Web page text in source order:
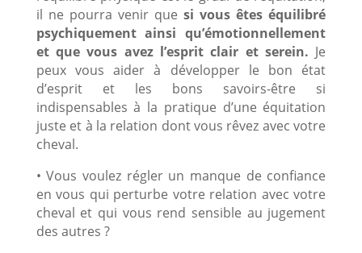
il ne pourra venir quesi vous êtes équilibré
psychiquement ainsi qu’émotionnellement
et que vous avez l’esprit clair et serein. Je
peux vous aider à développer le bon état
d’esprit et les bons savoirs-être si
indispensables à la pratique d’une équitation
juste et à la relation dont vous rêvez avec votre
cheval.
• Vous voulez régler un manque de confiance
en vous qui perturbe votre relation avec votre
cheval et qui vous rend sensible au jugement
des autres ?